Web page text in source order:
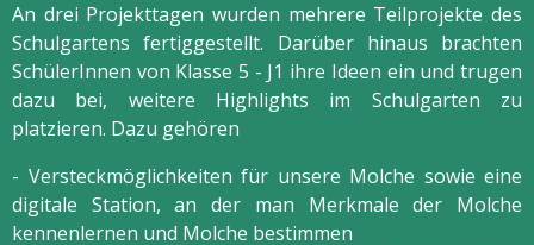
An drei Projekttagen wurden mehrere Teilprojekte des
Schulgartens fertiggestellt. Darüber hinaus brachten
SchülerInnen von Klasse 5 - J1 ihre Ideen ein und trugen
dazu bei, weitere Highlights im Schulgarten zu
platzieren. Dazu gehören
- Versteckmöglichkeiten für unsere Molche sowie eine
digitale Station, an der man Merkmale der Molche
kennenlernen und Molche bestimmen